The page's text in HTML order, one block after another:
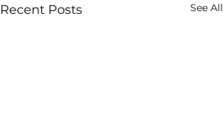
Recent Posts See All